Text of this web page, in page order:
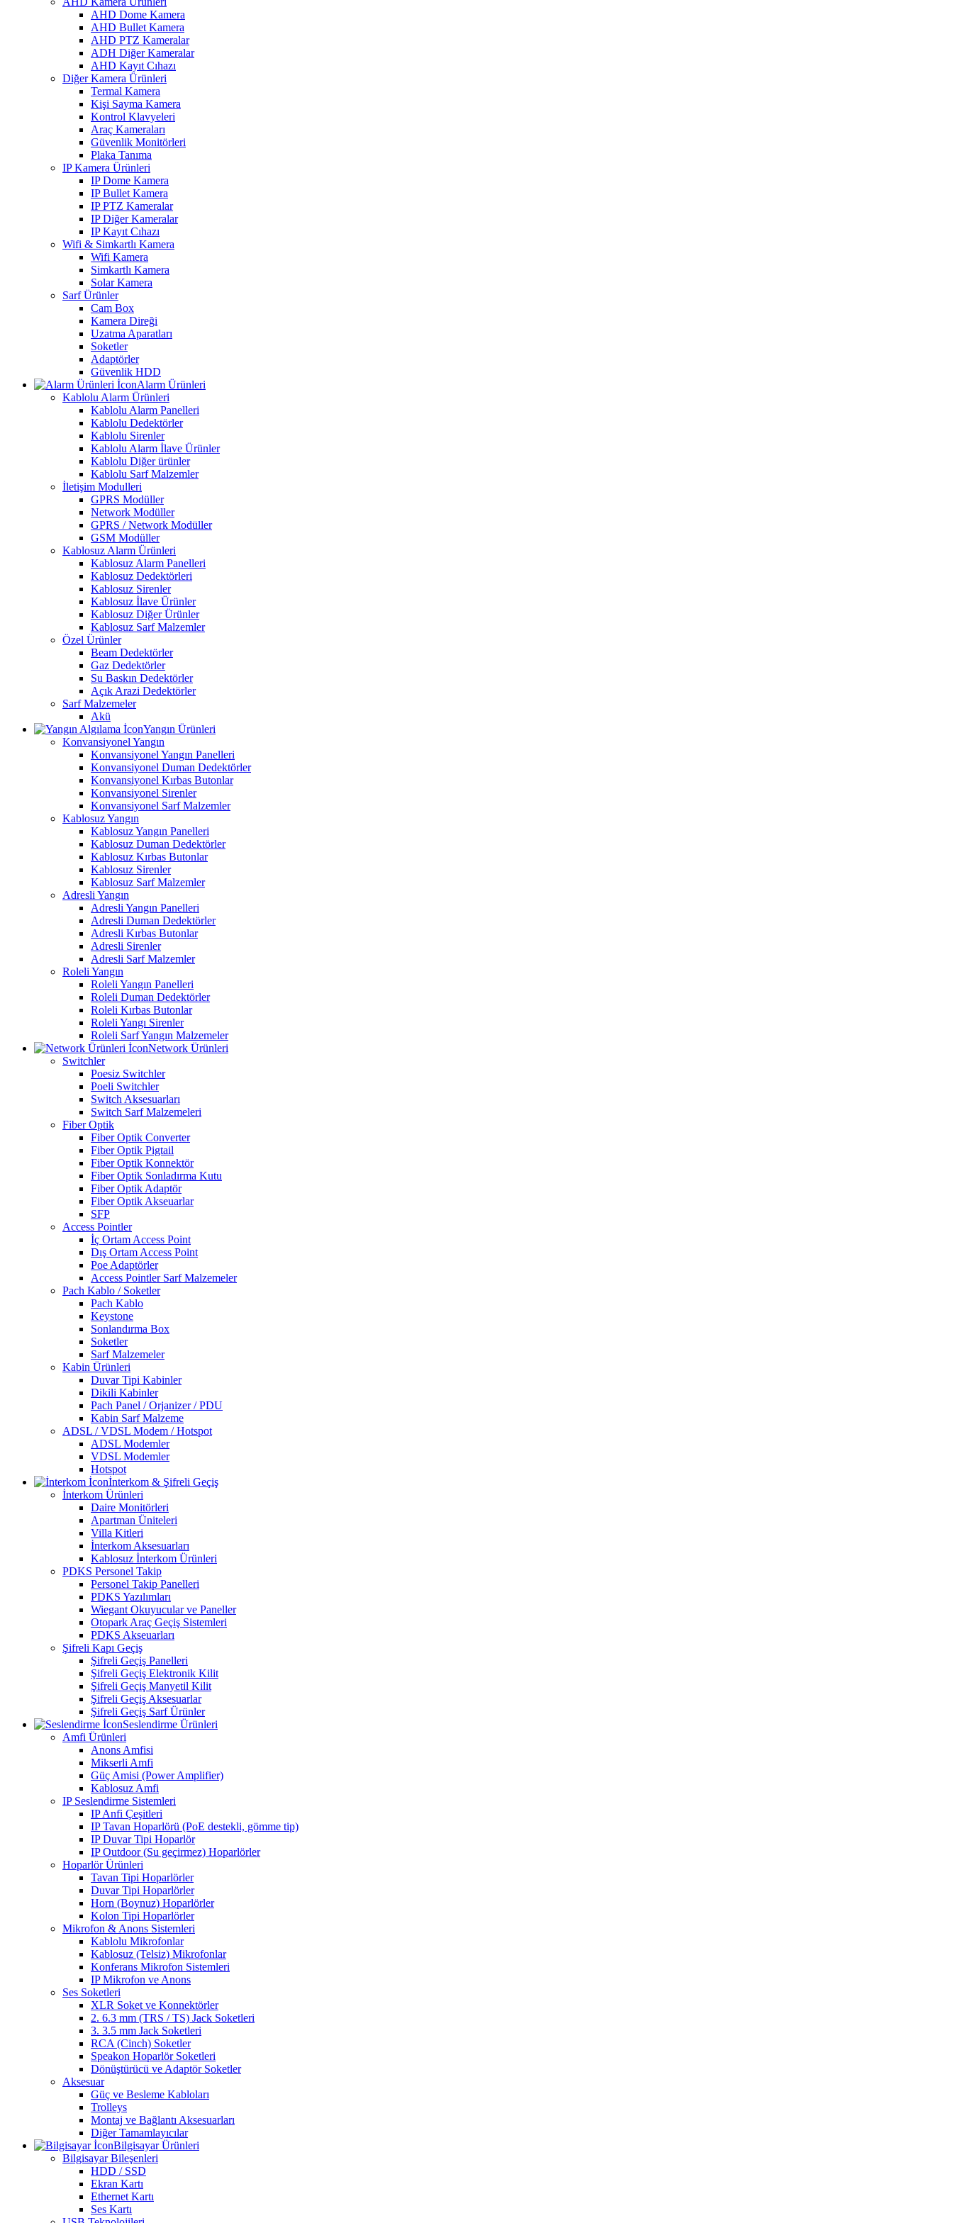
AHD Dome Kamera
AHD Bullet Kamera
AHD PTZ Kameralar
ADH Diğer Kameralar
AHD Kayıt Cıhazı
Diğer Kamera Ürünleri
Termal Kamera
Kişi Sayma Kamera
Kontrol Klavyeleri
Araç Kameraları
Güvenlik Monitörleri
Plaka Tanıma
IP Kamera Ürünleri
IP Dome Kamera
IP Bullet Kamera
IP PTZ Kameralar
IP Diğer Kameralar
IP Kayıt Cıhazı
Wifi & Simkartlı Kamera
Wifi Kamera
Simkartlı Kamera
Solar Kamera
Sarf Ürünler
Cam Box
Kamera Direği
Uzatma Aparatları
Soketler
Adaptörler
Güvenlik HDD
Alarm Ürünleri
Kablolu Alarm Ürünleri
Kablolu Alarm Panelleri
Kablolu Dedektörler
Kablolu Sirenler
Kablolu Alarm İlave Ürünler
Kablolu Diğer ürünler
Kablolu Sarf Malzemler
İletişim Modulleri
GPRS Modüller
Network Modüller
GPRS / Network Modüller
GSM Modüller
Kablosuz Alarm Ürünleri
Kablosuz Alarm Panelleri
Kablosuz Dedektörleri
Kablosuz Sirenler
Kablosuz İlave Ürünler
Kablosuz Diğer Ürünler
Kablosuz Sarf Malzemler
Özel Ürünler
Beam Dedektörler
Gaz Dedektörler
Su Baskın Dedektörler
Açık Arazi Dedektörler
Sarf Malzemeler
Akü
Yangın Ürünleri
Konvansiyonel Yangın
Konvansiyonel Yangın Panelleri
Konvansiyonel Duman Dedektörler
Konvansiyonel Kırbas Butonlar
Konvansiyonel Sirenler
Konvansiyonel Sarf Malzemler
Kablosuz Yangın
Kablosuz Yangın Panelleri
Kablosuz Duman Dedektörler
Kablosuz Kırbas Butonlar
Kablosuz Sirenler
Kablosuz Sarf Malzemler
Adresli Yangın
Adresli Yangın Panelleri
Adresli Duman Dedektörler
Adresli Kırbas Butonlar
Adresli Sirenler
Adresli Sarf Malzemler
Roleli Yangın
Roleli Yangın Panelleri
Roleli Duman Dedektörler
Roleli Kırbas Butonlar
Roleli Yangı Sirenler
Roleli Sarf Yangın Malzemeler
Network Ürünleri
Switchler
Poesiz Switchler
Poeli Switchler
Switch Aksesuarları
Switch Sarf Malzemeleri
Fiber Optik
Fiber Optik Converter
Fiber Optik Pigtail
Fiber Optik Konnektör
Fiber Optik Sonladırma Kutu
Fiber Optik Adaptör
Fiber Optik Akseuarlar
SFP
Access Pointler
İç Ortam Access Point
Dış Ortam Access Point
Poe Adaptörler
Access Pointler Sarf Malzemeler
Pach Kablo / Soketler
Pach Kablo
Keystone
Sonlandırma Box
Soketler
Sarf Malzemeler
Kabin Ürünleri
Duvar Tipi Kabinler
Dikili Kabinler
Pach Panel / Orjanizer / PDU
Kabin Sarf Malzeme
ADSL / VDSL Modem / Hotspot
ADSL Modemler
VDSL Modemler
Hotspot
İnterkom & Şifreli Geçiş
İnterkom Ürünleri
Daire Monitörleri
Apartman Üniteleri
Villa Kitleri
İnterkom Aksesuarları
Kablosuz İnterkom Ürünleri
PDKS Personel Takip
Personel Takip Panelleri
PDKS Yazılımları
Wiegant Okuyucular ve Paneller
Otopark Araç Geçiş Sistemleri
PDKS Akseuarları
Şifreli Kapı Geçiş
Şifreli Geçiş Panelleri
Şifreli Geçiş Elektronik Kilit
Şifreli Geçiş Manyetil Kilit
Şifreli Geçiş Aksesuarlar
Şifreli Geçiş Sarf Ürünler
Seslendirme Ürünleri
Amfi Ürünleri
Anons Amfisi
Mikserli Amfi
Güç Amisi (Power Amplifier)
Kablosuz Amfi
IP Seslendirme Sistemleri
IP Anfi Çeşitleri
IP Tavan Hoparlörü (PoE destekli, gömme tip)
IP Duvar Tipi Hoparlör
IP Outdoor (Su geçirmez) Hoparlörler
Hoparlör Ürünleri
Tavan Tipi Hoparlörler
Duvar Tipi Hoparlörler
Horn (Boynuz) Hoparlörler
Kolon Tipi Hoparlörler
Mikrofon & Anons Sistemleri
Kablolu Mikrofonlar
Kablosuz (Telsiz) Mikrofonlar
Konferans Mikrofon Sistemleri
IP Mikrofon ve Anons
Ses Soketleri
XLR Soket ve Konnektörler
2. 6.3 mm (TRS / TS) Jack Soketleri
3. 3.5 mm Jack Soketleri
RCA (Cinch) Soketler
Speakon Hoparlör Soketleri
Dönüştürücü ve Adaptör Soketler
Aksesuar
Güç ve Besleme Kabloları
Trolleys
Montaj ve Bağlantı Aksesuarları
Diğer Tamamlayıcılar
Bilgisayar Ürünleri
Bilgisayar Bileşenleri
HDD / SSD
Ekran Kartı
Ethernet Kartı
Ses Kartı